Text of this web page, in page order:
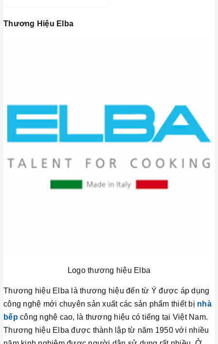
Thương Hiệu Elba
Logo thương hiệu Elba
Thương hiệu Elba là thương hiệu đến từ Ý được áp dụng
công nghệ mới chuyên sản xuất các sản phẩm thiết bị nhà
bếpcông nghệ cao, là thương hiệu có tiếng tại Việt Nam.
Thương hiệu Elba được thành lập từ năm 1950 với nhiều